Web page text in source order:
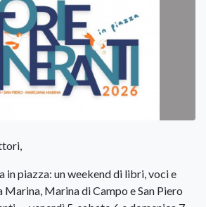
in piazza: un weekend di libri, voci e
Marina di Campo e San Piero